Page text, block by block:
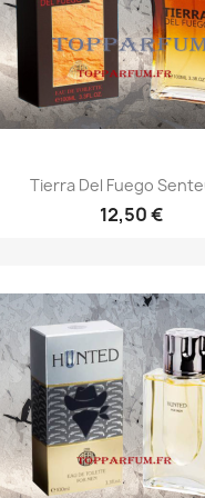
Tierra Del Fuego
12,50 €